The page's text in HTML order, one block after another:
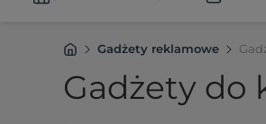
Gadżety reklamowe
Gadżety do